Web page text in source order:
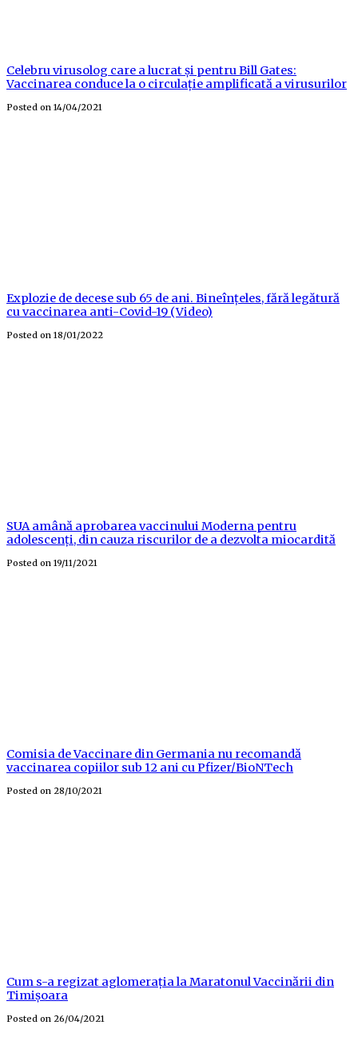
Celebru virusolog care a lucrat și pentru Bill Gates:
Vaccinarea conduce la o circulație amplificată a virusurilor
Posted on 14/04/2021
Explozie de decese sub 65 de ani. Bineînțeles, fără legătură
cu vaccinarea anti-Covid-19 (Video)
Posted on 18/01/2022
SUA amână aprobarea vaccinului Moderna pentru
adolescenți, din cauza riscurilor de a dezvolta miocardită
Posted on 19/11/2021
Comisia de Vaccinare din Germania nu recomandă
vaccinarea copiilor sub 12 ani cu Pfizer/BioNTech
Posted on 28/10/2021
Cum s-a regizat aglomerația la Maratonul Vaccinării din
Timișoara
Posted on 26/04/2021